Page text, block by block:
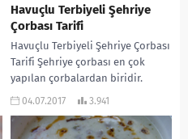
Havuçlu Terbiyeli Şehriye
Çorbası Tarifi
Havuçlu Terbiyeli Şehriye Çorbası
Tarifi Şehriye çorbası en çok
yapılan çorbalardan biridir.
Yapılışı da oldukça kolaydır.
yapılır...
04.07.2017 3.941